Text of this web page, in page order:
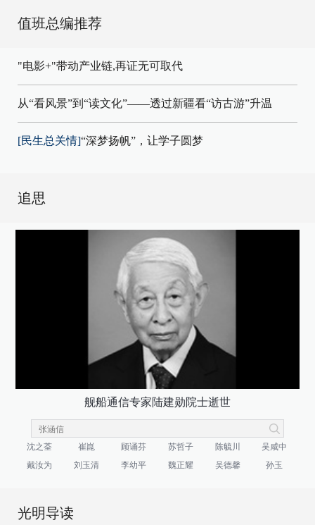
值班总编推荐
"电影+"带动产业链,再证无可取代
从“看风景”到“读文化”——透过新疆看“访古游”升温
[民生总关情]“深梦扬帆”，让学子圆梦
追思
舰船通信专家陆建勋院士逝世
沈之荃 崔崑 顾诵芬 苏哲子 陈毓川
吴咸中
戴汝为
刘玉清 李幼平 魏正耀 吴德馨 孙玉
光明导读